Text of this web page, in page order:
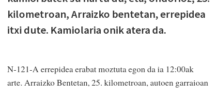
kilometroan, Arraizko bentetan, errepidea
itxi dute. Kamiolaria onik atera da.
N-121-A errepidea erabat moztuta egon da ia 12:00ak
arte. Arraizko Bentetan, 25. kilometroan, autoen garraioan